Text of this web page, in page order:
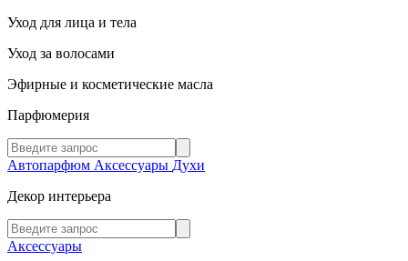
Уход для лица и тела
Уход за волосами
Эфирные и косметические масла
Парфюмерия
Автопарфюм Аксессуары Духи
Декор интерьера
Аксессуары